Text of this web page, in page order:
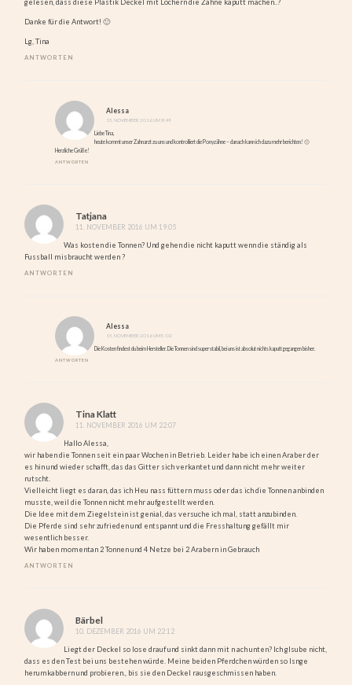
Danke für die Antwort! 🙂
Lg, Tina
ANTWORTEN
Alessa
15. NOVEMBER 2016 UM 8:49
Liebe Tina,
heute kommt unser Zahnarzt zu uns und kontrolliert die Ponyzähne – danach kann ich dazu mehr berichten! 🙂
Herzliche Grüße!
ANTWORTEN
Tatjana
11. NOVEMBER 2016 UM 19:05
Was kosten die Tonnen? Und gehen die nicht kaputt wenn die ständig als
Fussball misbraucht werden ?
ANTWORTEN
Alessa
15. NOVEMBER 2016 UM 9:02
Die Kosten findest du beim Hersteller. Die Tonnen sind super stabil, bei uns ist absolut nichts kaputt gegangen bisher.
ANTWORTEN
Tina Klatt
11. NOVEMBER 2016 UM 22:07
Hallo Alessa,
wir haben die Tonnen seit ein paar Wochen in Betrieb. Leider habe ich einen Araber der
es hin und wieder schafft, das das Gitter sich verkantet und dann nicht mehr weiter
rutscht.
Vielleicht liegt es daran, das ich Heu nass füttern muss oder das ich die Tonnen anbinden
musste, weil die Tonnen nicht mehr aufgestellt werden.
Die Idee mit dem Ziegelstein ist genial, das versuche ich mal, statt anzubinden.
Die Pferde sind sehr zufrieden und entspannt und die Fresshaltung gefällt mir
wesentlich besser.
Wir haben momentan 2 Tonnen und 4 Netze bei 2 Arabern in Gebrauch
ANTWORTEN
Bärbel
10. DEZEMBER 2016 UM 22:12
Liegt der Deckel so lose drauf und sinkt dann mit n ach unten? Ich glsube nicht,
dass es den Test bei uns bestehen würde. Meine beiden Pferdchen würden so lsnge
herumkabbern und probieren., bis sie den Deckel rausgeschmissen haben.